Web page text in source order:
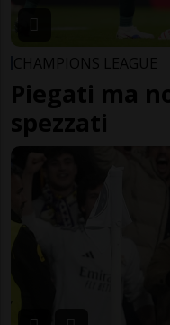
CHAMPIONS LEAGUE
Piegati ma
spezzati